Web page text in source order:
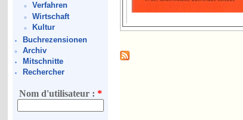
Verfahren
Wirtschaft
Kultur
Buchrezensionen
Archiv
Mitschnitte
Rechercher
Nom d'utilisateur : *